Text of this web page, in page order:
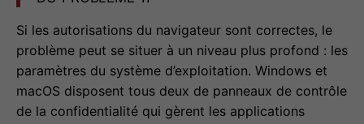
Si les autorisations du navigateur sont correctes, le
problème peut se situer à un niveau plus profond : les
paramètres du système d’exploitation. Windows et
macOS disposent tous deux de panneaux de contrôle
de la confidentialité qui gèrent les applications